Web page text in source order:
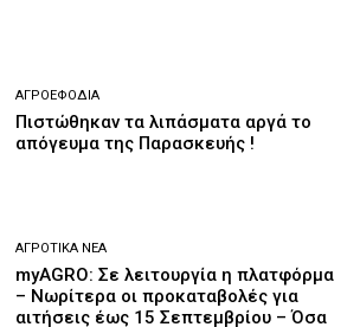
ΑΓΡΟΕΦΌΔΙΑ
Πιστώθηκαν τα λιπάσματα αργά το
απόγευμα της Παρασκευής !
ΑΓΡΟΤΙΚΆ ΝΈΑ
myAGRO: Σε λειτουργία η πλατφόρμα
– Νωρίτερα οι προκαταβολές για
αιτήσεις έως 15 Σεπτεμβρίου – Όσα